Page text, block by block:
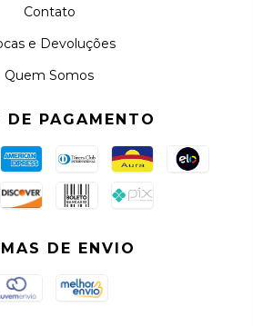
Contato
e Devoluções
Quem Somos
DE PAGAMENTO
DE ENVIO